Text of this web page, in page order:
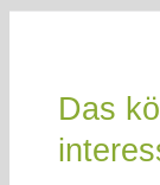
Das